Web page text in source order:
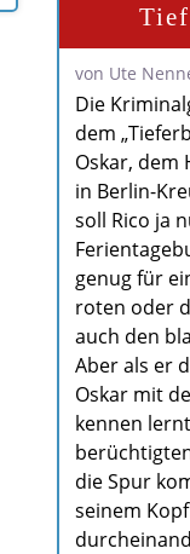
von Ute
Die
dem
Oskar, dem
in Berlin-
soll Rico ja
genug für
roten oder
auch den
Aber als er
Oskar mit
kennen
die Spur
seinem